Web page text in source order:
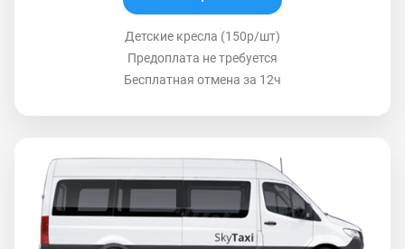
Детские кресла (150р/шт)
Предоплата не требуется
Бесплатная отмена за 12ч